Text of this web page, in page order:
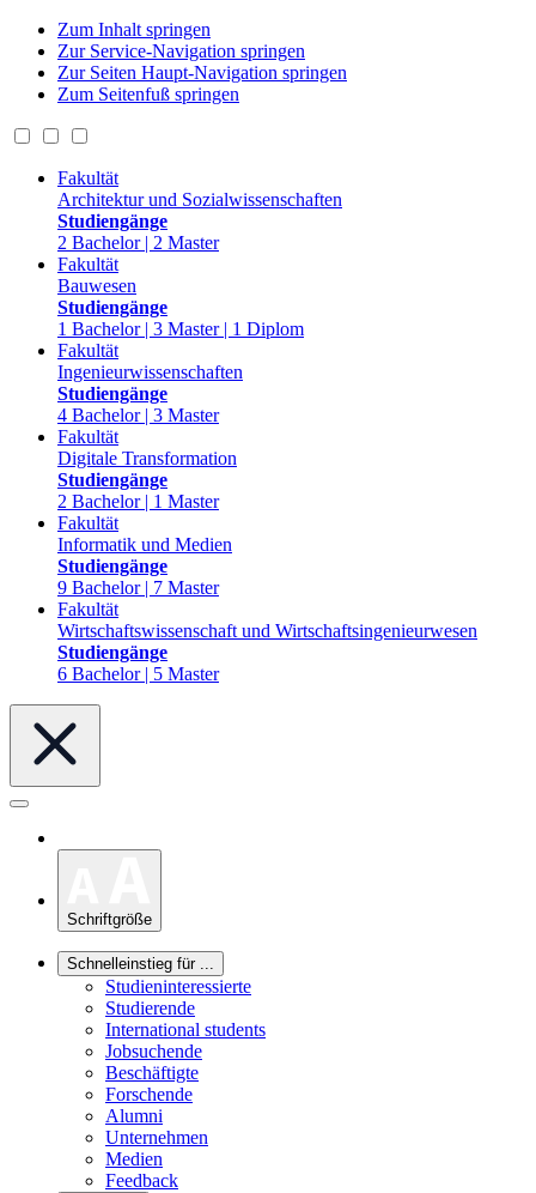
Zum Inhalt springen
Zur Service-Navigation springen
Zur Seiten Haupt-Navigation springen
Zum Seitenfuß springen
Fakultät
Architektur und Sozialwissenschaften
Studiengänge
2 Bachelor | 2 Master
Fakultät
Bauwesen
Studiengänge
1 Bachelor | 3 Master | 1 Diplom
Fakultät
Ingenieurwissenschaften
Studiengänge
4 Bachelor | 3 Master
Fakultät
Digitale Transformation
Studiengänge
2 Bachelor | 1 Master
Fakultät
Informatik und Medien
Studiengänge
9 Bachelor | 7 Master
Fakultät
Wirtschaftswissenschaft und Wirtschaftsingenieurwesen
Studiengänge
6 Bachelor | 5 Master
Schriftgröße
Schnelleinstieg für ...
Studieninteressierte
Studierende
International students
Jobsuchende
Beschäftigte
Forschende
Alumni
Unternehmen
Medien
Feedback